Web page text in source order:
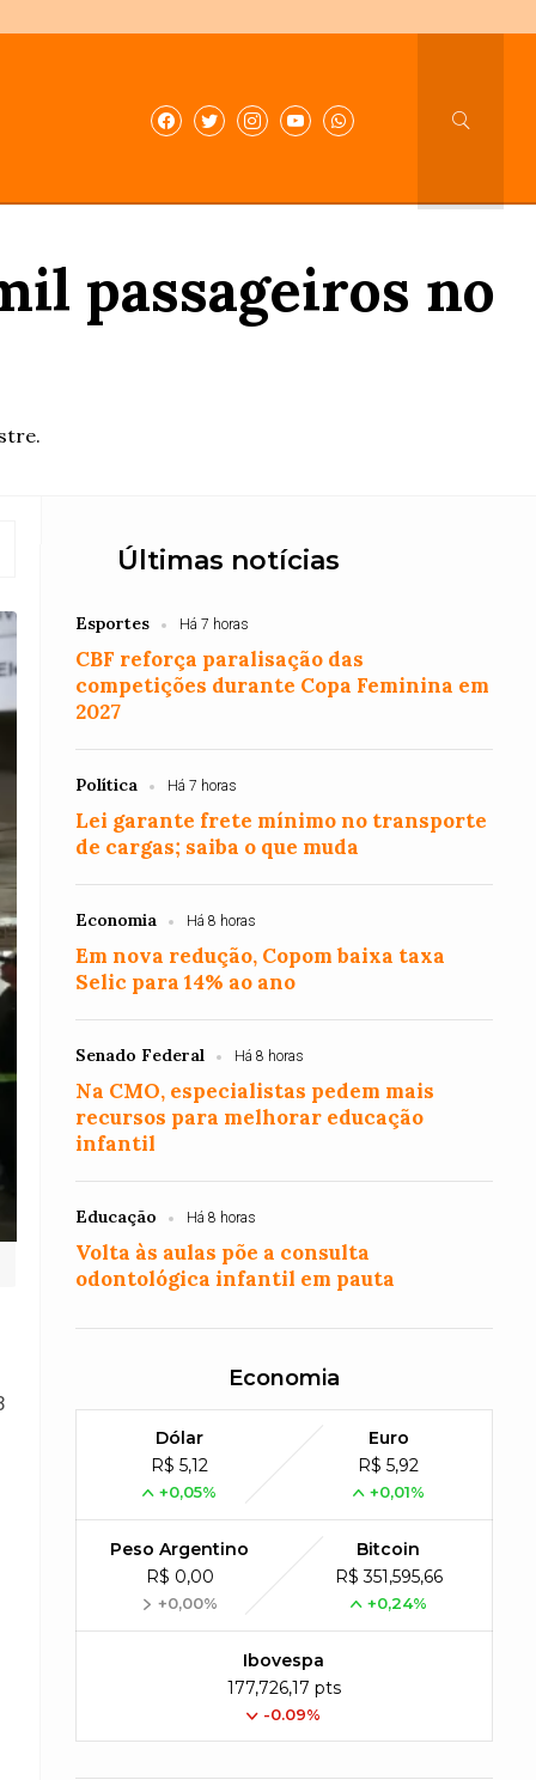
passageiros no
Últimas notícias
Esportes Há 7 horas
CBF reforça paralisação das
competições durante Copa Feminina em
2027
Política Há 7 horas
Lei garante frete mínimo no transporte
de cargas; saiba o que muda
Economia Há 8 horas
Em nova redução, Copom baixa taxa
Selic para 14% ao ano
Senado Federal Há 8 horas
Na CMO, especialistas pedem mais
recursos para melhorar educação
infantil
Educação Há 8 horas
Volta às aulas põe a consulta
odontológica infantil em pauta
Economia
Dólar
R$ 5,12
+0,05%
Euro
R$ 5,92
+0,01%
Peso Argentino
R$ 0,00
+0,00%
Bitcoin
R$ 351,595,66
+0,24%
Ibovespa
177,726,17 pts
-0.09%